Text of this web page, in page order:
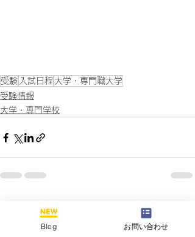
受験 入試日程 大学・専門職大学
受験情報
大学・専門学校
最新記事
Blog お問い合わせ